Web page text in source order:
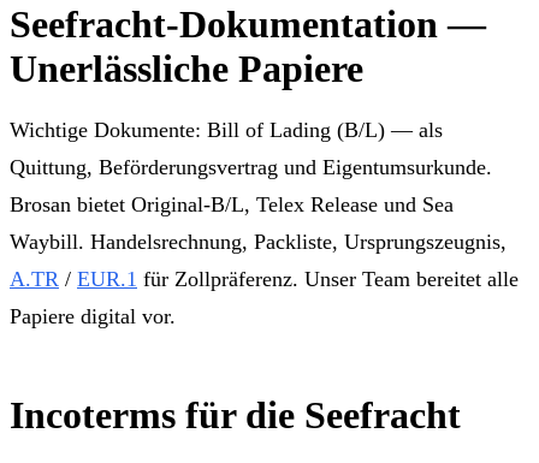
Seefracht-Dokumentation —
Unerlässliche Papiere
Wichtige Dokumente: Bill of Lading (B/L) — als
Quittung, Beförderungsvertrag und Eigentumsurkunde.
Brosan bietet Original-B/L, Telex Release und Sea
Waybill. Handelsrechnung, Packliste, Ursprungszeugnis,
A.TR / EUR.1 für Zollpräferenz. Unser Team bereitet alle
Papiere digital vor.
Incoterms für die Seefracht